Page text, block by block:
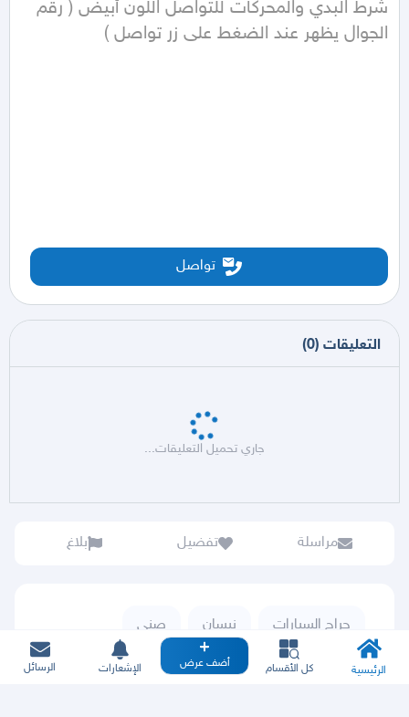
الجوال يظهر عند الضغط على زر تواصل )
تواصل
التعليقات (
0
)
جاري تحميل التعليقات...
مراسلة تفضيل بلاغ
حراج السيارات نيسان صني
صني,SL الرئيسية كل الأقسام أضف عرض الإشعارات الرسائل